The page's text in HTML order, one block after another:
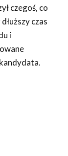
czegoś, co
czas
i